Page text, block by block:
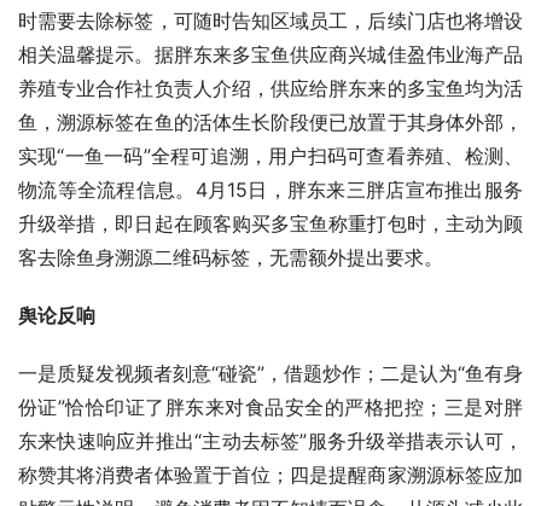
时需要去除标签，可随时告知区域员工，后续门店也将增设
相关温馨提示。据胖东来多宝鱼供应商兴城佳盈伟业海产品
养殖专业合作社负责人介绍，供应给胖东来的多宝鱼均为活
鱼，溯源标签在鱼的活体生长阶段便已放置于其身体外部，
实现“一鱼一码”全程可追溯，用户扫码可查看养殖、检测、
物流等全流程信息。4月15日，胖东来三胖店宣布推出服务
升级举措，即日起在顾客购买多宝鱼称重打包时，主动为顾
客去除鱼身溯源二维码标签，无需额外提出要求。
舆论反响
一是质疑发视频者刻意“碰瓷”，借题炒作；二是认为“鱼有身
份证”恰恰印证了胖东来对食品安全的严格把控；三是对胖
东来快速响应并推出“主动去标签”服务升级举措表示认可，
称赞其将消费者体验置于首位；四是提醒商家溯源标签应加